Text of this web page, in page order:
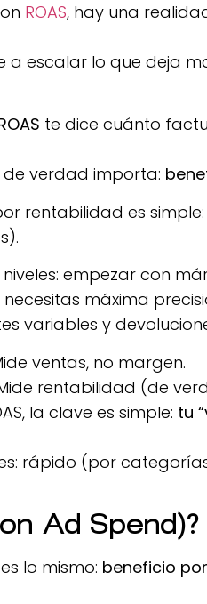
ROAS, hay una
a escalar lo que deja
te dice cuánto
de verdad importa:
rentabilidad es simple:
empezar con
máxima
variables y
ventas, no margen.
rentabilidad (de
la clave es simple: tu
rápido (por
Ad Spend)?
lo mismo: beneficio